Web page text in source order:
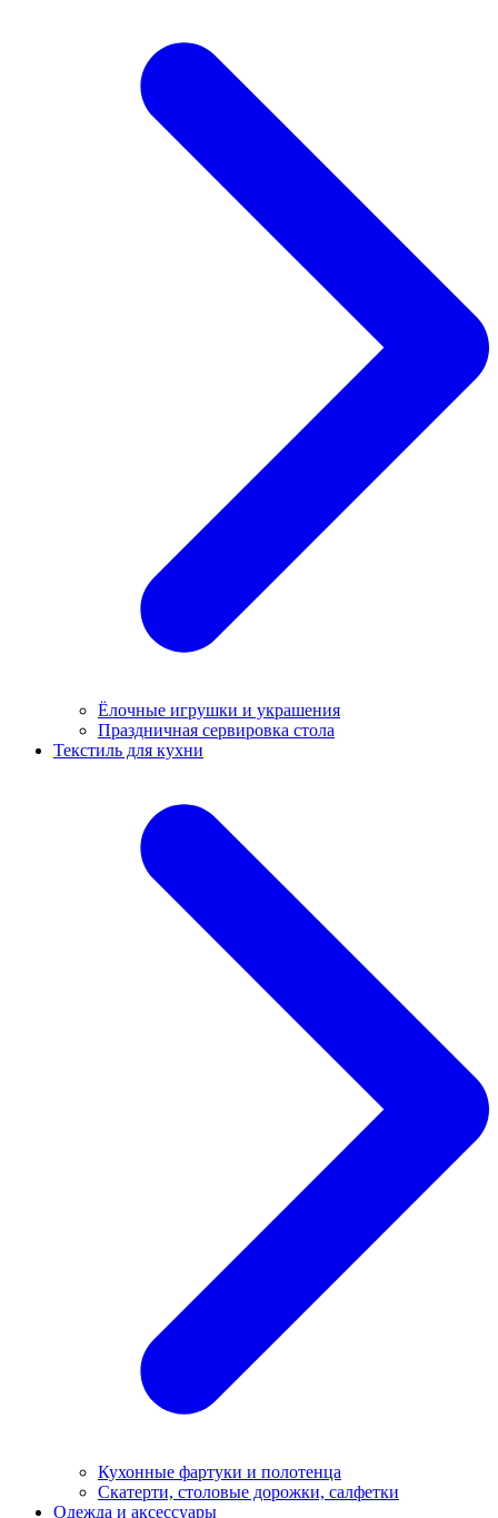
Ёлочные игрушки и украшения
Праздничная сервировка стола
Текстиль для кухни
Кухонные фартуки и полотенца
Скатерти, столовые дорожки, салфетки
Одежда и аксессуары